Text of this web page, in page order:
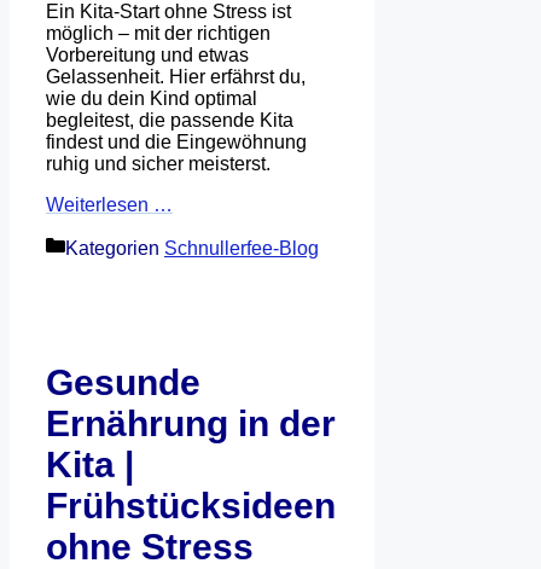
Ein Kita-Start ohne Stress ist
möglich – mit der richtigen
Vorbereitung und etwas
Gelassenheit. Hier erfährst du,
wie du dein Kind optimal
begleitest, die passende Kita
findest und die Eingewöhnung
ruhig und sicher meisterst.
Weiterlesen …
Kategorien Schnullerfee-Blog
Gesunde
Ernährung in der
Kita |
Frühstücksideen
ohne Stress